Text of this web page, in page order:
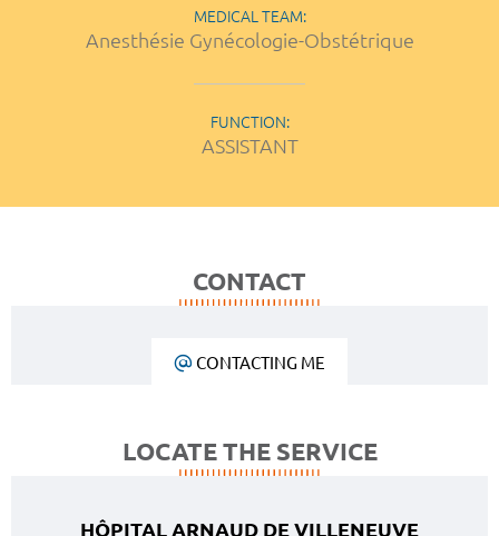
MEDICAL TEAM:
Anesthésie Gynécologie-Obstétrique
FUNCTION:
ASSISTANT
CONTACT
CONTACTING ME
LOCATE THE SERVICE
HÔPITAL ARNAUD DE VILLENEUVE